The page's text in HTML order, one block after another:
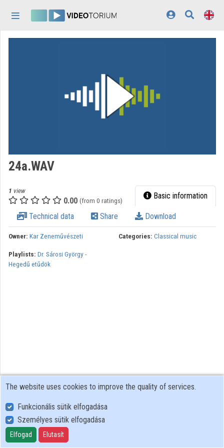
Contributors
Appearance:
24a.WAV
1 view
0.00 (from 0 ratings) Basic information
Technical data Share Download
Owner: Kar Zeneművészeti Categories: Classical music
Playlists: Dr. Sárosi György -
Hegedű etűdök
User Policy
Adatkezelési tájékoztató (en)
Cookie Policy
The website uses cookies to improve the quality of services.
Funkcionális sütik elfogadása
Személyes sütik elfogadása
Elfogad Elutasít